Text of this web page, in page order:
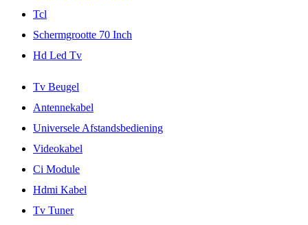
Tcl
Schermgrootte 70 Inch
Hd Led Tv
Tv Beugel
Antennekabel
Universele Afstandsbediening
Videokabel
Ci Module
Hdmi Kabel
Tv Tuner